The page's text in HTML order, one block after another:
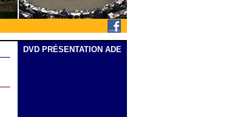
DVD PRÉSENTATION ADE